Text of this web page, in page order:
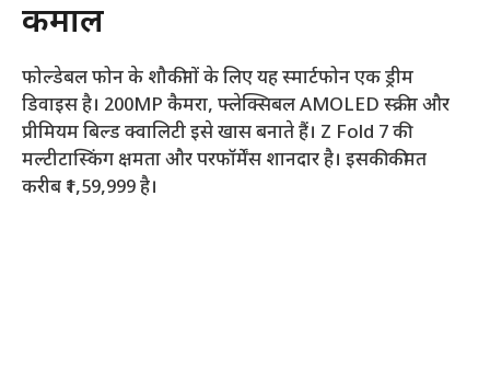
कमाल
फोल्डेबल फोन के शौकीनों के लिए यह स्मार्टफोन एक ड्रीम
डिवाइस है। 200MP कैमरा, फ्लेक्सिबल AMOLED स्क्रीन और
प्रीमियम बिल्ड क्वालिटी इसे खास बनाते हैं। Z Fold 7 की
मल्टीटास्किंग क्षमता और परफॉर्मेंस शानदार है। इसकी कीमत
करीब ₹1,59,999 है।